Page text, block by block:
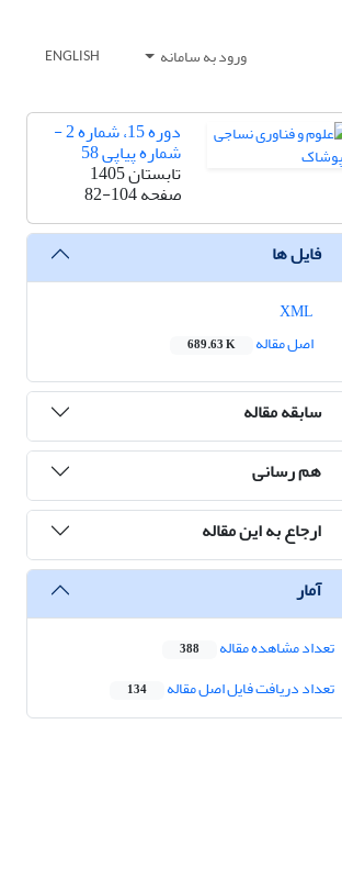
ورود به سامانه ENGLISH
دوره 15، شماره 2 -
شماره پیاپی 58
تابستان 1405
صفحه82-104
فایل ها
اصل مقاله
689.63 K
سابقه مقاله
هم رسانی
ارجاع به این مقاله
آمار
تعداد مشاهده مقاله 388
تعداد دریافت فایل اصل مقاله 134